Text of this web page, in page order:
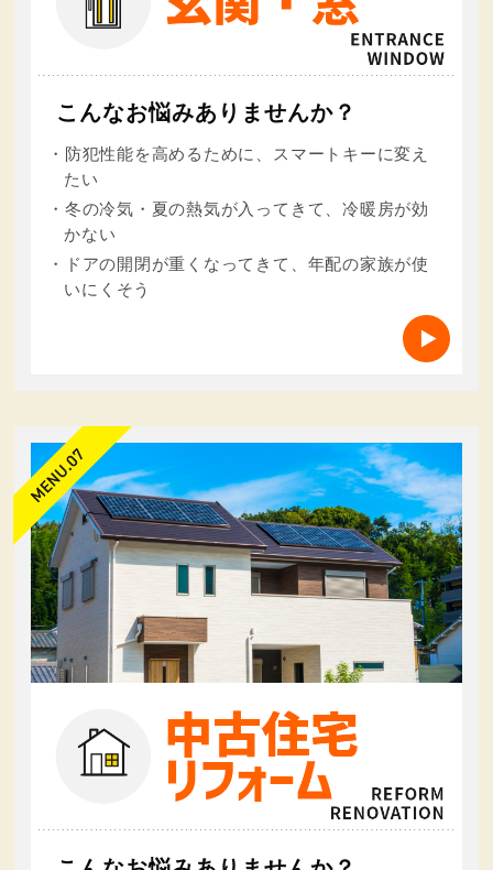
こんなお悩みありませんか？
・防犯性能を高めるために、スマートキーに変え
たい
・冬の冷気・夏の熱気が入ってきて、冷暖房が効
かない
・ドアの開閉が重くなってきて、年配の家族が使
いにくそう